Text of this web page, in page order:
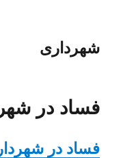
شهرداری
فساد در
فساد در